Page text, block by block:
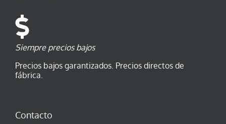
Siempre precios bajos
Precios bajos garantizados. Precios directos de
fábrica.
Contacto